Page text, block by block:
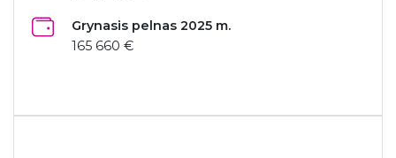
Grynasis pelnas 2025 m.
165 660 €